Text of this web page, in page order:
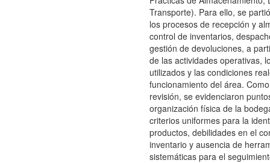
Transporte). Para ello, se
los procesos de recepción y
control de inventarios,
gestión de devoluciones, a
de las actividades operativas,
utilizados y las condiciones
funcionamiento del área.
revisión, se evidenciaron
organización física de la
criterios uniformes para la
productos, debilidades en el
inventario y ausencia de
sistemáticas para el